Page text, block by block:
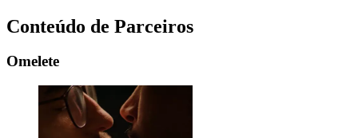
Conteúdo de Parceiros
Omelete